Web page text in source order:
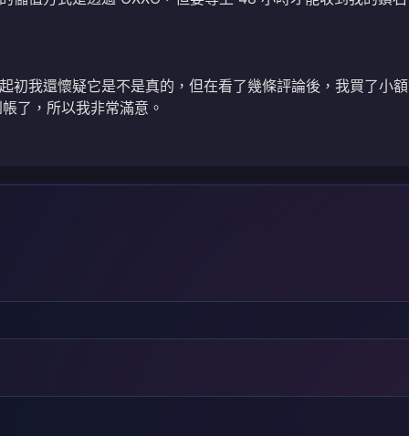
初我還懷疑它是不是真的，但在看了幾條評論後，我買了小
了，所以我非常滿意。